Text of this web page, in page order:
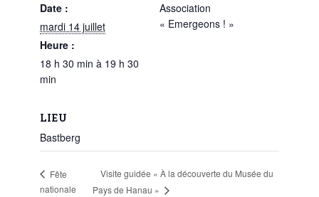
Date :
mardi 14 juillet
Heure :
18 h 30 min à 19 h 30
min
Association
« Emergeons ! »
LIEU
Bastberg
Fête
nationale
Visite guidée « À la découverte du Musée du
Pays de Hanau »